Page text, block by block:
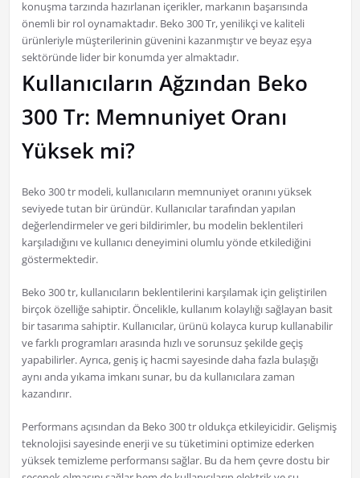
konuşma tarzında hazırlanan içerikler, markanın başarısında
önemli bir rol oynamaktadır. Beko 300 Tr, yenilikçi ve kaliteli
ürünleriyle müşterilerinin güvenini kazanmıştır ve beyaz eşya
sektöründe lider bir konumda yer almaktadır.
Kullanıcıların Ağzından Beko
300 Tr: Memnuniyet Oranı
Yüksek mi?
Beko 300 tr modeli, kullanıcıların memnuniyet oranını yüksek
seviyede tutan bir üründür. Kullanıcılar tarafından yapılan
değerlendirmeler ve geri bildirimler, bu modelin beklentileri
karşıladığını ve kullanıcı deneyimini olumlu yönde etkilediğini
göstermektedir.
Beko 300 tr, kullanıcıların beklentilerini karşılamak için geliştirilen
birçok özelliğe sahiptir. Öncelikle, kullanım kolaylığı sağlayan basit
bir tasarıma sahiptir. Kullanıcılar, ürünü kolayca kurup kullanabilir
ve farklı programları arasında hızlı ve sorunsuz şekilde geçiş
yapabilirler. Ayrıca, geniş iç hacmi sayesinde daha fazla bulaşığı
aynı anda yıkama imkanı sunar, bu da kullanıcılara zaman
kazandırır.
Performans açısından da Beko 300 tr oldukça etkileyicidir. Gelişmiş
teknolojisi sayesinde enerji ve su tüketimini optimize ederken
yüksek temizleme performansı sağlar. Bu da hem çevre dostu bir